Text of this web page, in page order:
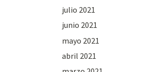
julio 2021
junio 2021
mayo 2021
abril 2021